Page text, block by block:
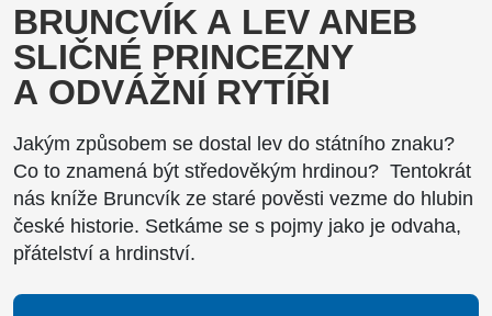
BRUNCVÍK A LEV ANEB
SLIČNÉ PRINCEZNY
A ODVÁŽNÍ RYTÍŘI
Jakým způsobem se dostal lev do státního znaku?
Co to znamená být středověkým hrdinou? Tentokrát
nás kníže Bruncvík ze staré pověsti vezme do hlubin
české historie. Setkáme se s pojmy jako je odvaha,
přátelství a hrdinství.